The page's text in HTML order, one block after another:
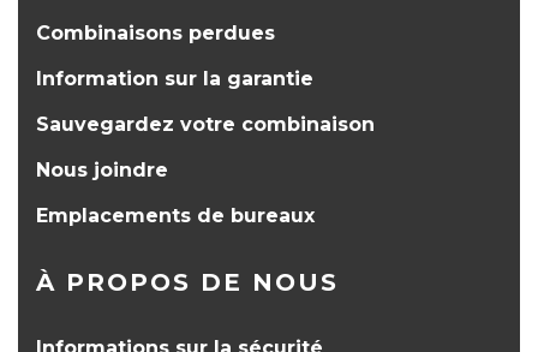
Combinaisons perdues
Information sur la garantie
Sauvegardez votre combinaison
Nous joindre
Emplacements de bureaux
À PROPOS DE NOUS